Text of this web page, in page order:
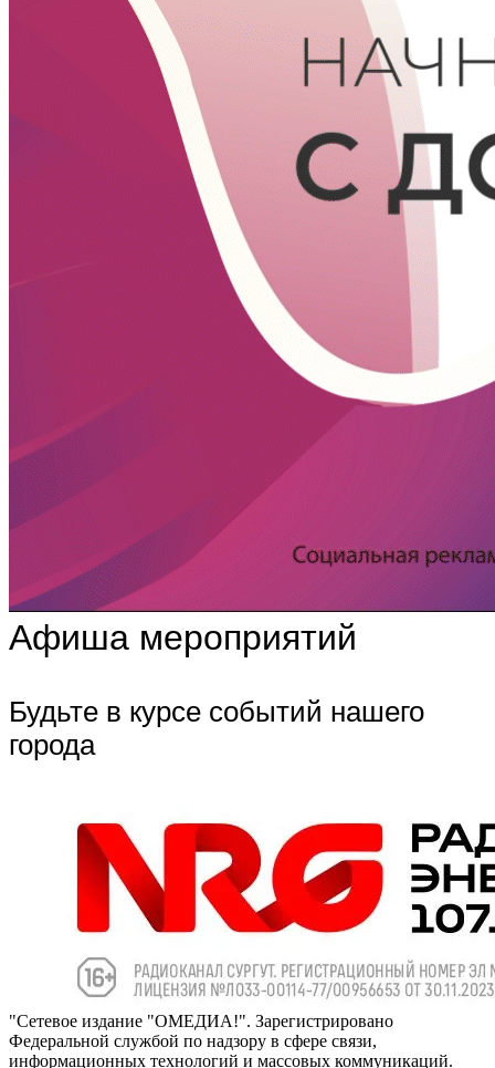
Афиша мероприятий
Будьте в курсе событий нашего
города
"Сетевое издание "ОМЕДИА!". Зарегистрировано
Федеральной службой по надзору в сфере связи,
информационных технологий и массовых коммуникаций.